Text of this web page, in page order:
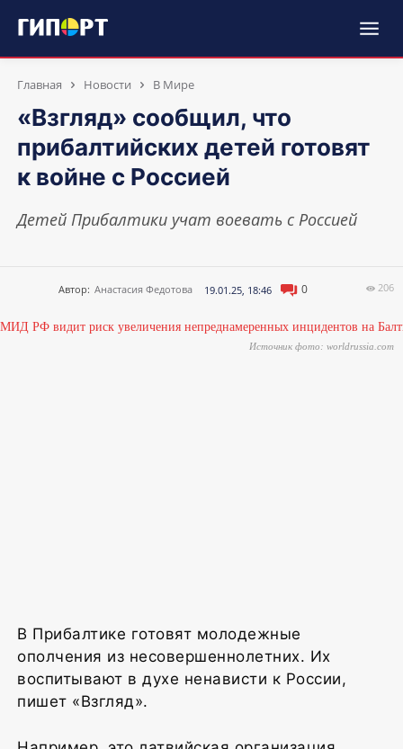
Главная Новости В Мире
«Взгляд» сообщил, что
прибалтийских детей готовят
к войне с Россией
Детей Прибалтики учат воевать с Россией
Автор: Анастасия Федотова 19.01.25, 18:46 0 206
Источник фото: worldrussia.com
В Прибалтике готовят молодежные
ополчения из несовершеннолетних. Их
воспитывают в духе ненависти к России,
пишет «Взгляд».